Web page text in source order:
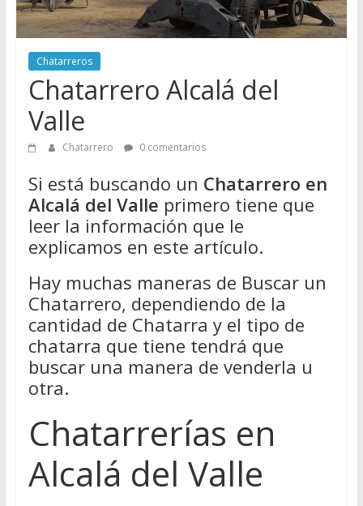
de
Chatarreros
para
vender
Chatarra
Chatarreros
Chatarrero Alcalá del
Valle
Chatarrero 0 comentarios
Si está buscando un Chatarrero en
Alcalá del Valle primero tiene que
leer la información que le
explicamos en este artículo.
Hay muchas maneras de Buscar un
Chatarrero, dependiendo de la
cantidad de Chatarra y el tipo de
chatarra que tiene tendrá que
buscar una manera de venderla u
otra.
Chatarrerías en
Alcalá del Valle